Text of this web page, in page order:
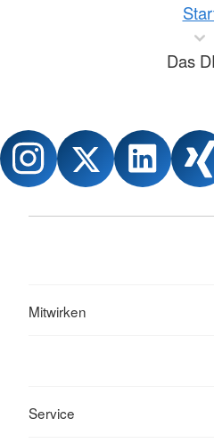
Das
Mitwirken
Service